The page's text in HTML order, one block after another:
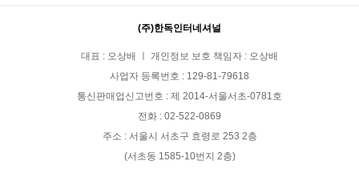
(주)한독인터네셔널
대표 : 오상배 ㅣ 개인정보 보호 책임자 : 오상배
사업자 등록번호 : 129-81-79618
통신판매업신고번호 : 제 2014-서울서초-0781호
전화 : 02-522-0869
주소 : 서울시 서초구 효령로 253 2층
(서초동 1585-10번지 2층)